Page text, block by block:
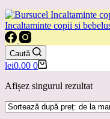
Incaltaminte copii si
Caută
Coș
cumpărături
lei0.00 0
Afișez singurul rezultat